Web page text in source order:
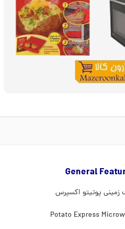
پوتیتو اکسپرس